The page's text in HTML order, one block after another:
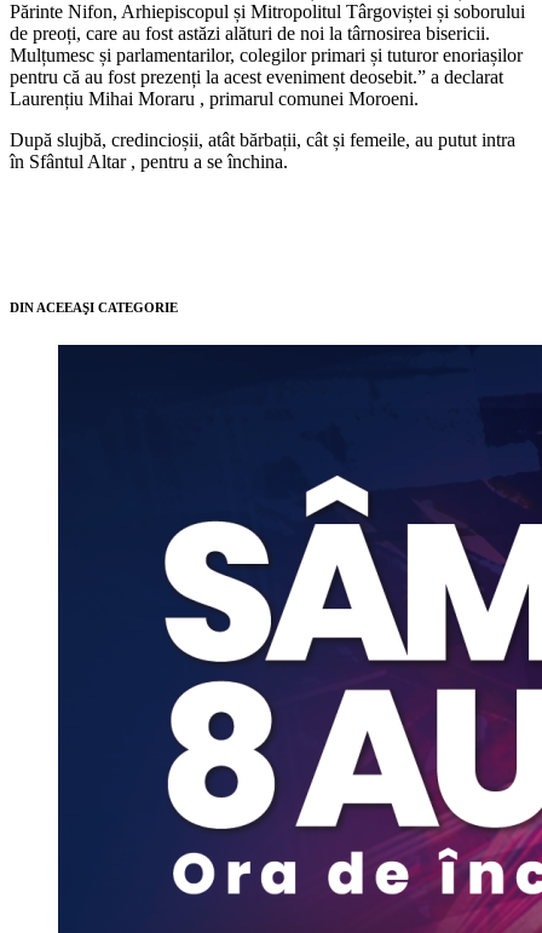
Părinte Nifon, Arhiepiscopul și Mitropolitul Târgoviștei și soborului
de preoți, care au fost astăzi alături de noi la târnosirea bisericii.
Mulțumesc și parlamentarilor, colegilor primari și tuturor enoriașilor
pentru că au fost prezenți la acest eveniment deosebit.” a declarat
Laurențiu Mihai Moraru , primarul comunei Moroeni.
După slujbă, credincioșii, atât bărbații, cât și femeile, au putut intra
în Sfântul Altar , pentru a se închina.
DIN ACEEAŞI CATEGORIE